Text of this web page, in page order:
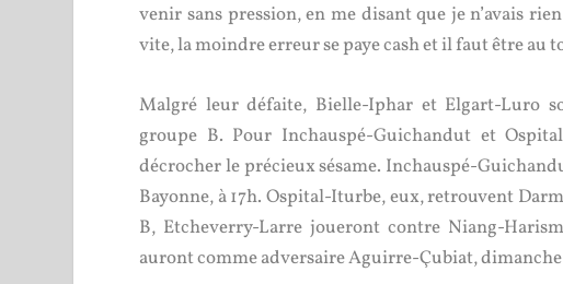
venir sans pression, en me disant que je n’avais
vite, la moindre erreur se paye cash et il faut être au
Malgré leur défaite, Bielle-Iphar et Elgart-Luro
groupe B. Pour Inchauspé-Guichandut et
décrocher le précieux sésame. Inchauspé-
Bayonne, à 17h. Ospital-Iturbe, eux, retrouvent
B, Etcheverry-Larre joueront contre Niang-
auront comme adversaire Aguirre-Çubiat, dimanche